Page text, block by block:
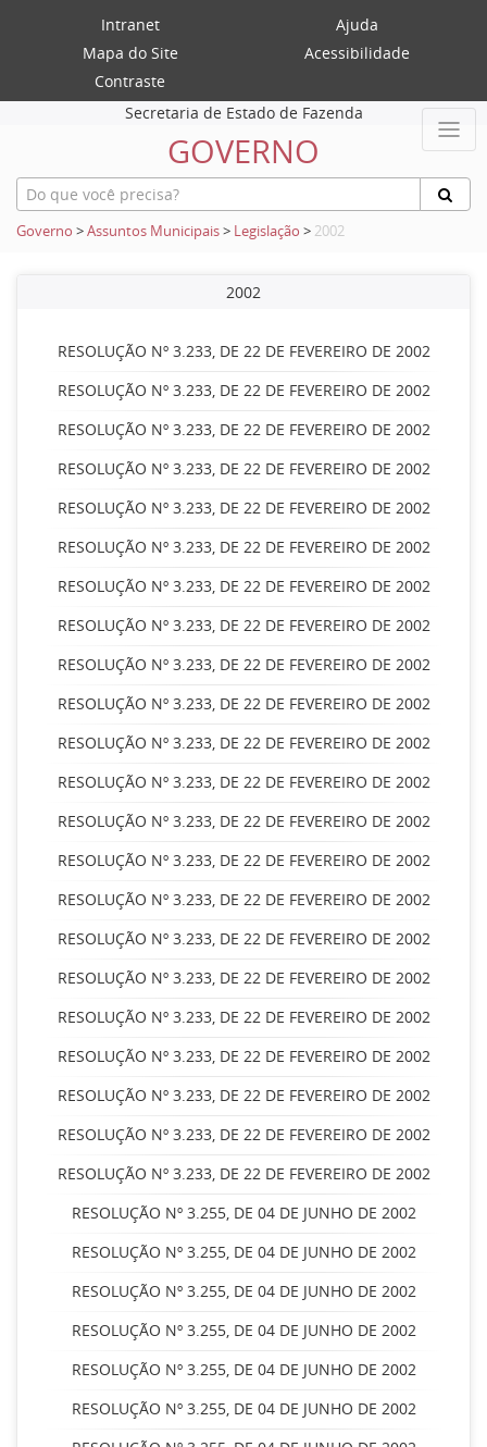
Intranet
Ajuda
Mapa do Site
Acessibilidade
Contraste
Secretaria de Estado de Fazenda
GOVERNO
Governo >Assuntos Municipais> Legislação > 2002
2002
RESOLUÇÃO Nº 3.233, DE 22 DE FEVEREIRO DE 2002
RESOLUÇÃO Nº 3.233, DE 22 DE FEVEREIRO DE 2002
RESOLUÇÃO Nº 3.233, DE 22 DE FEVEREIRO DE 2002
RESOLUÇÃO Nº 3.233, DE 22 DE FEVEREIRO DE 2002
RESOLUÇÃO Nº 3.233, DE 22 DE FEVEREIRO DE 2002
RESOLUÇÃO Nº 3.233, DE 22 DE FEVEREIRO DE 2002
RESOLUÇÃO Nº 3.233, DE 22 DE FEVEREIRO DE 2002
RESOLUÇÃO Nº 3.233, DE 22 DE FEVEREIRO DE 2002
RESOLUÇÃO Nº 3.233, DE 22 DE FEVEREIRO DE 2002
RESOLUÇÃO Nº 3.233, DE 22 DE FEVEREIRO DE 2002
RESOLUÇÃO Nº 3.233, DE 22 DE FEVEREIRO DE 2002
RESOLUÇÃO Nº 3.233, DE 22 DE FEVEREIRO DE 2002
RESOLUÇÃO Nº 3.233, DE 22 DE FEVEREIRO DE 2002
RESOLUÇÃO Nº 3.233, DE 22 DE FEVEREIRO DE 2002
RESOLUÇÃO Nº 3.233, DE 22 DE FEVEREIRO DE 2002
RESOLUÇÃO Nº 3.233, DE 22 DE FEVEREIRO DE 2002
RESOLUÇÃO Nº 3.233, DE 22 DE FEVEREIRO DE 2002
RESOLUÇÃO Nº 3.233, DE 22 DE FEVEREIRO DE 2002
RESOLUÇÃO Nº 3.233, DE 22 DE FEVEREIRO DE 2002
RESOLUÇÃO Nº 3.233, DE 22 DE FEVEREIRO DE 2002
RESOLUÇÃO Nº 3.233, DE 22 DE FEVEREIRO DE 2002
RESOLUÇÃO Nº 3.233, DE 22 DE FEVEREIRO DE 2002
RESOLUÇÃO Nº 3.255, DE 04 DE JUNHO DE 2002
RESOLUÇÃO Nº 3.255, DE 04 DE JUNHO DE 2002
RESOLUÇÃO Nº 3.255, DE 04 DE JUNHO DE 2002
RESOLUÇÃO Nº 3.255, DE 04 DE JUNHO DE 2002
RESOLUÇÃO Nº 3.255, DE 04 DE JUNHO DE 2002
RESOLUÇÃO Nº 3.255, DE 04 DE JUNHO DE 2002